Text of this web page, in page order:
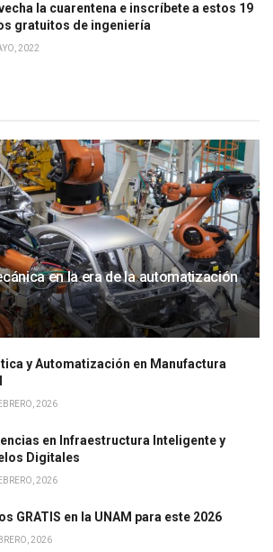
la cuarentena e inscríbete a estos 19
gratuitos de ingeniería
2022
en la era de la automatización
y Automatización en Manufactura
2026
en Infraestructura Inteligente y
Digitales
2026
GRATIS en la UNAM para este 2026
2026